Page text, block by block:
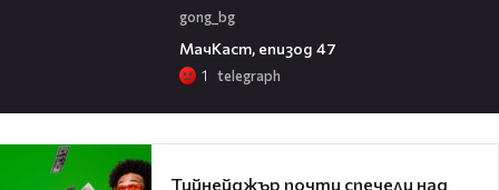
gong_bg
МачКаст, епизод 47
1 telegraph
Тийнейджър почти спечели над